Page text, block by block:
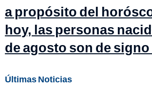
a propósito del
hoy, las personas
de agosto son de signo
Últimas Noticias